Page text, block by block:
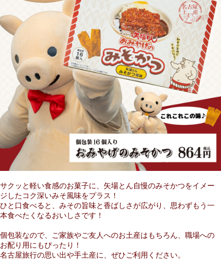
サクッと軽い食感のお菓子に、矢場とん自慢のみそかつをイメー
ジしたコク深いみそ風味をプラス！
ひと口食べると、みその旨味と香ばしさが広がり、思わずもう一
本食べたくなるおいしさです！
個包装なので、ご家族やご友人へのお土産はもちろん、職場への
お配り用にもぴったり！
名古屋旅行の思い出や手土産に、ぜひご利用ください。